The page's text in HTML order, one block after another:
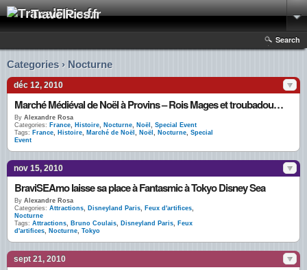
TravelPics.fr
Search
Categories › Nocturne
déc 12, 2010
Marché Médiéval de Noël à Provins – Rois Mages et troubadours animent banquet et bal d’époque
By Alexandre Rosa
Categories: France, Histoire, Nocturne, Noël , Special Event
Tags: France, Histoire, Marché de Noël , Noël , Nocturne, Special
Event
nov 15, 2010
BraviSEAmo laisse sa place à Fantasmic à Tokyo Disney Sea
By Alexandre Rosa
Categories: Attractions, Disneyland Paris, Feux d'artifices,
Nocturne
Tags: Attractions, Bruno Coulais, Disneyland Paris, Feux
d'artifices, Nocturne, Tokyo
sept 21, 2010